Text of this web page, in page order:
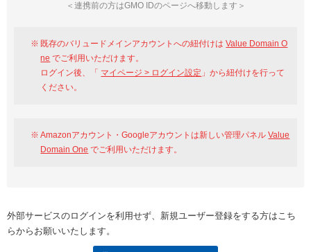
＜連携前の方はGMO IDのページへ移動します＞
既存のバリュードメインアカウントへの紐付けはValue Domain O
ne でご利用いただけます。
ログイン後、「 マイページ > ログイン設定 」から紐付けを行って
ください。
Amazonアカウント・Googleアカウントは新しい管理パネルValue
Domain One でご利用いただけます。
外部サービスのログインを利用せず、新規ユーザー登録をする方はこち
らからお願いいたします。